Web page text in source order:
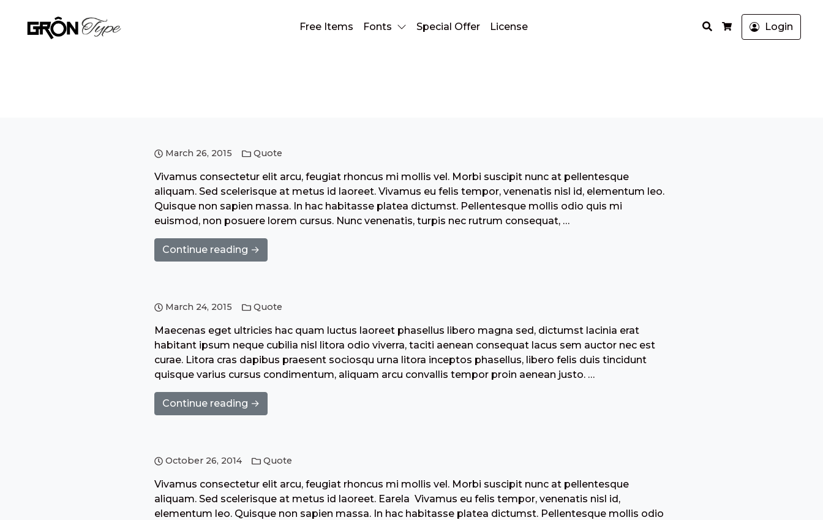
Free Items Fonts Special Offer License
Search
Cart
Login
March 26, 2015 Quote
Vivamus consectetur elit arcu, feugiat rhoncus mi mollis vel. Morbi suscipit nunc at pellentesque
aliquam. Sed scelerisque at metus id laoreet. Vivamus eu felis tempor, venenatis nisl id, elementum leo.
Quisque non sapien massa. In hac habitasse platea dictumst. Pellentesque mollis odio quis mi
euismod, non posuere lorem cursus. Nunc venenatis, turpis nec rutrum consequat, …
Continue reading →
March 24, 2015 Quote
Maecenas eget ultricies hac quam luctus laoreet phasellus libero magna sed, dictumst lacinia erat
habitant ipsum neque cubilia nisl litora odio viverra, taciti aenean consequat lacus sem auctor nec est
curae. Litora cras dapibus praesent sociosqu urna litora inceptos phasellus, libero felis duis tincidunt
quisque varius cursus condimentum, aliquam arcu convallis tempor proin aenean justo. …
Continue reading →
October 26, 2014 Quote
Vivamus consectetur elit arcu, feugiat rhoncus mi mollis vel. Morbi suscipit nunc at pellentesque
aliquam. Sed scelerisque at metus id laoreet. Earela Vivamus eu felis tempor, venenatis nisl id,
elementum leo. Quisque non sapien massa. In hac habitasse platea dictumst. Pellentesque mollis odio